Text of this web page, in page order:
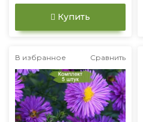
Купить
В избранное Сравнить